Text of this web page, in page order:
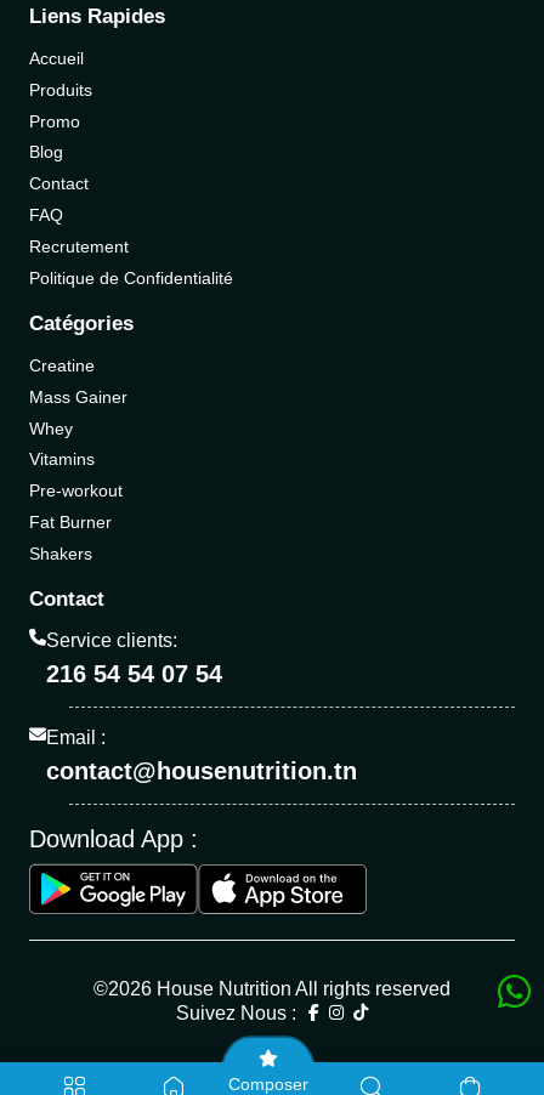
Composer
Liens Rapides
Accueil
Produits
Promo
Blog
Contact
FAQ
Recrutement
Politique de Confidentialité
Catégories
Creatine
Mass Gainer
Whey
Vitamins
Pre-workout
Fat Burner
Shakers
Contact
Service clients:
216 54 54 07 54
Email :
contact@housenutrition.tn
Download App :
©2026 House Nutrition All rights reserved
Suivez Nous :